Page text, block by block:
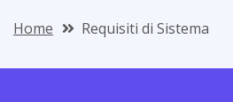
Home Requisiti di Sistema